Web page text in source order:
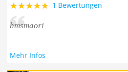
1 Bewertungen
hmsmaori
Mehr Infos